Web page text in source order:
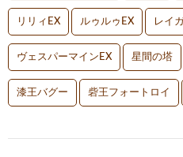
リリィEX ルゥルゥEX レイ
ヴェスパーマインEX 星間の塔
漆王バグー 砦王フォートロイ